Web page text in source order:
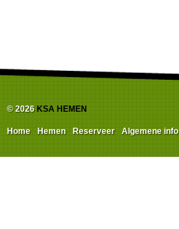
Home Hemen Reserveer Algemene info
© 2026 KSA HEMEN